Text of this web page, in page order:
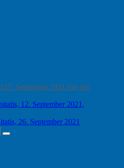
27. September 2021 Kategorien
Aus der
12. September 2021,
26. September 2021
Suchen